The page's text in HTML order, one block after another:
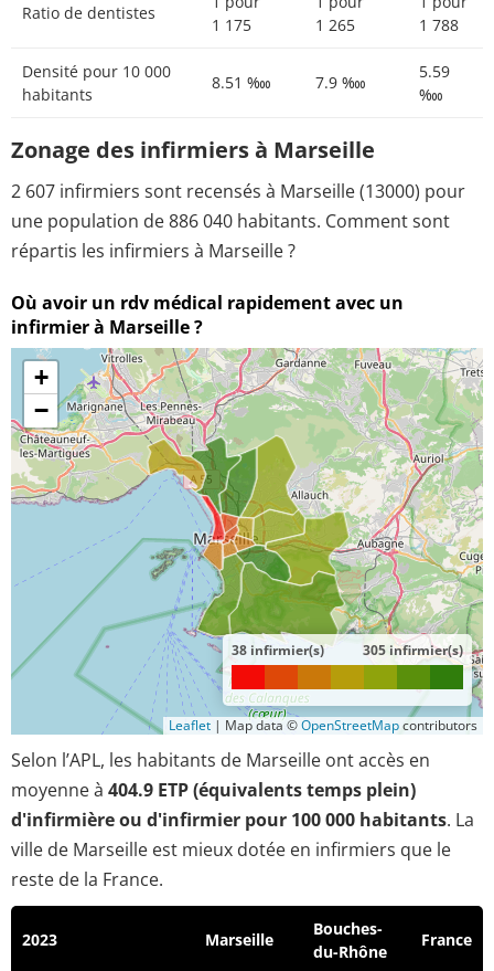
Ratio de dentistes
1 175
1 265
1 788
Densité pour 10 000
habitants
8.51 ‱ 7.9 ‱
5.59
‱
Zonage des infirmiers à Marseille
2 607 infirmiers sont recensés à Marseille (13000) pour
une population de 886 040 habitants. Comment sont
répartis les infirmiers à Marseille ?
Où avoir un rdv médical rapidement avec un
infirmier à Marseille ?
+
−
38 infirmier(s) 305 infirmier(s)
Leaflet | Map data ©OpenStreetMapcontributors
Selon l’APL, les habitants de Marseille ont accès en
moyenne à 404.9 ETP (équivalents temps plein)
d'infirmière ou d'infirmier pour 100 000 habitants. La
ville de Marseille est mieux dotée en infirmiers que le
reste de la France.
2023 Marseille
Bouches-
du-Rhône
France